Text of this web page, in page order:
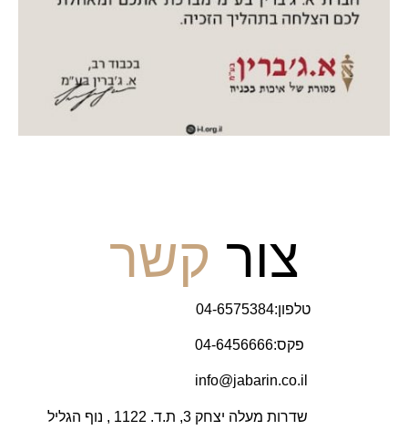
צור קשר
טלפון:04-6575384
פקס:04-6456666
info@jabarin.co.il
שדרות מעלה יצחק 3, ת.ד. 1122 , נוף הגליל